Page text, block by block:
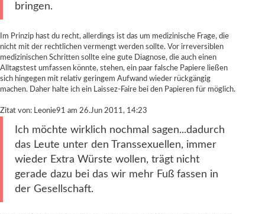
bringen.
Im Prinzip hast du recht, allerdings ist das um medizinische Frage, die
nicht mit der rechtlichen vermengt werden sollte. Vor irreversiblen
medizinischen Schritten sollte eine gute Diagnose, die auch einen
Alltagstest umfassen könnte, stehen, ein paar falsche Papiere ließen
sich hingegen mit relativ geringem Aufwand wieder rückgängig
machen. Daher halte ich ein Laissez-Faire bei den Papieren für möglich.
Zitat von: Leonie91 am 26.Jun 2011, 14:23
Ich möchte wirklich nochmal sagen...dadurch
das Leute unter den Transsexuellen, immer
wieder Extra Würste wollen, trägt nicht
gerade dazu bei das wir mehr Fuß fassen in
der Gesellschaft.